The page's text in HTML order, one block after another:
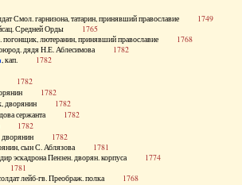
Смол. гарнизона, татарин, принявший православие 1749
Средней Орды 1765
погонщик, лютеранин, принявший православие 1768
дядя Н.Е. Аблесимова 1782
, кап. 1782
1782
1782
дворянин 1782
сержанта 1782
1782
дворянин 1782
сын С. Аблязова 1781
эскадрона Пензен. дворян. корпуса 1774
1781
лейб-гв. Преображ. полка 1768